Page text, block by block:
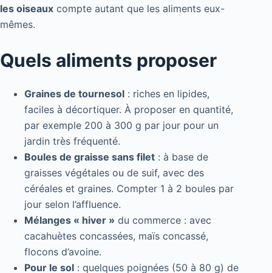
les oiseaux compte autant que les aliments eux-
mêmes.
Quels aliments proposer
Graines de tournesol : riches en lipides,
faciles à décortiquer. À proposer en quantité,
par exemple 200 à 300 g par jour pour un
jardin très fréquenté.
Boules de graisse sans filet : à base de
graisses végétales ou de suif, avec des
céréales et graines. Compter 1 à 2 boules par
jour selon l’affluence.
Mélanges « hiver » du commerce : avec
cacahuètes concassées, maïs concassé,
flocons d’avoine.
Pour le sol : quelques poignées (50 à 80 g) de